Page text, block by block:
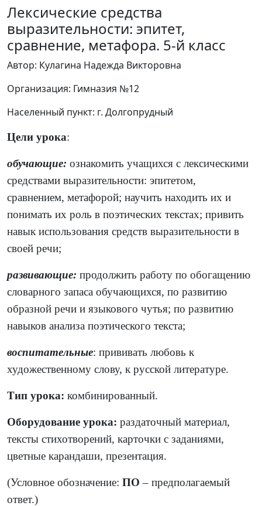
Лексические средства
выразительности: эпитет,
сравнение, метафора. 5-й класс
Автор: Кулагина Надежда Викторовна
Организация: Гимназия №12
Населенный пункт: г. Долгопрудный
Цели урока:
обучающие: ознакомить учащихся с лексическими
средствами выразительности: эпитетом,
сравнением, метафорой; научить находить их и
понимать их роль в поэтических текстах; привить
навык использования средств выразительности в
своей речи;
развивающие: продолжить работу по обогащению
словарного запаса обучающихся, по развитию
образной речи и языкового чутья; по развитию
навыков анализа поэтического текста;
воспитательные: прививать любовь к
художественному слову, к русской литературе.
Тип урока: комбинированный.
Оборудование урока: раздаточный материал,
тексты стихотворений, карточки с заданиями,
цветные карандаши, презентация.
(Условное обозначение: ПО– предполагаемый
ответ.)